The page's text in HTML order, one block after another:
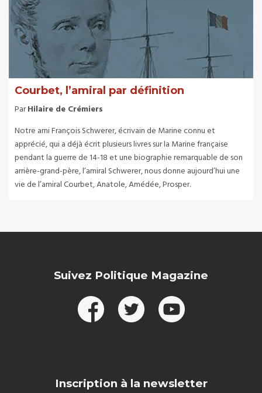
Courbet, l’amiral par définition
ParHilaire de Crémiers
Notre ami François Schwerer, écrivain de Marine connu et
apprécié, qui a déjà écrit plusieurs livres sur la Marine française
pendant la guerre de 14-18 et une biographie remarquable de son
arrière-grand-père, l’amiral Schwerer, nous donne aujourd’hui une
vie de l’amiral Courbet, Anatole, Amédée, Prosper.
Suivez Politique Magazine
Inscription à la newsletter